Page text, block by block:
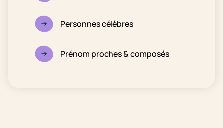
Personnes célèbres
Prénom proches & composés